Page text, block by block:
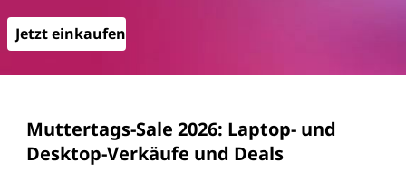
A
n
Jetzt einkaufen
Muttertags-Sale 2026: Laptop- und
Desktop-Verkäufe und Deals